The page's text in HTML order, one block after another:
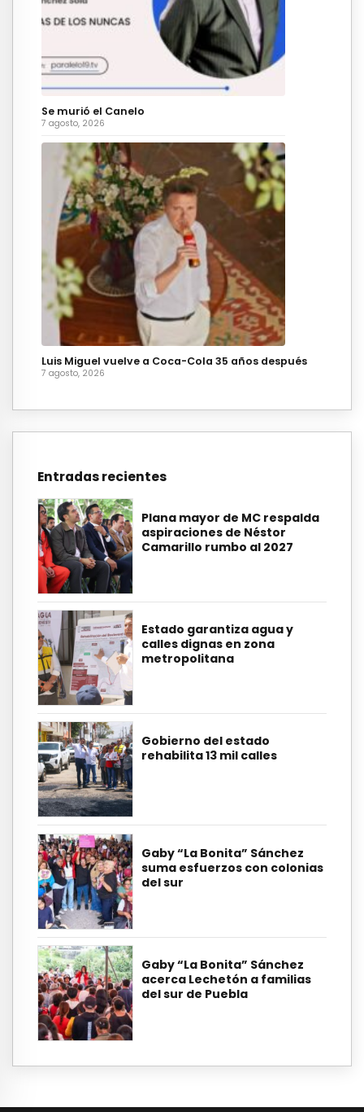
Se murió el Canelo
7 agosto, 2026
Luis Miguel vuelve a Coca-Cola 35 años después
7 agosto, 2026
Entradas recientes
Plana mayor de MC respalda
aspiraciones de Néstor
Camarillo rumbo al 2027
Estado garantiza agua y
calles dignas en zona
metropolitana
Gobierno del estado
rehabilita 13 mil calles
Gaby “La Bonita” Sánchez
suma esfuerzos con colonias
del sur
Gaby “La Bonita” Sánchez
acerca Lechetón a familias
del sur de Puebla